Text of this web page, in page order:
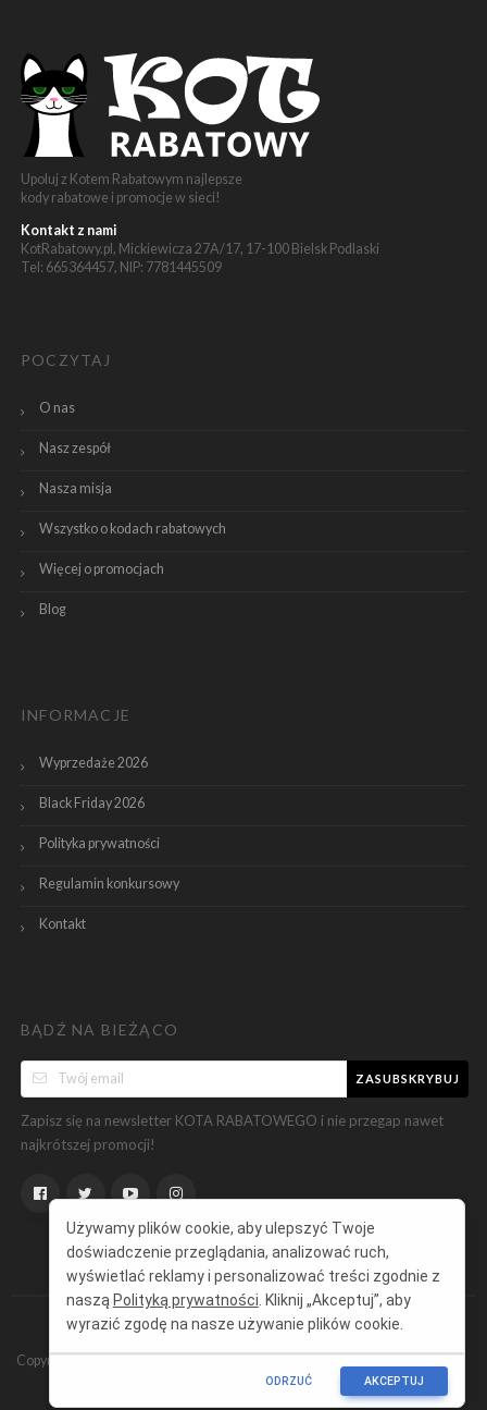
Upoluj z Kotem Rabatowym najlepsze
kody rabatowe i promocje w sieci!
Kontakt z nami
KotRabatowy.pl, Mickiewicza 27A/17, 17-100 Bielsk Podlaski
Tel: 665364457, NIP: 7781445509
POCZYTAJ
O nas
Nasz zespół
Nasza misja
Wszystko o kodach rabatowych
Więcej o promocjach
Blog
INFORMACJE
Wyprzedaże 2026
Black Friday 2026
Polityka prywatności
Regulamin konkursowy
Kontakt
BĄDŹ NA BIEŻĄCO
ZASUBSKRYBUJ
Zapisz się na newsletter KOTA RABATOWEGO i nie przegap nawet
najkrótszej promocji!
Copyright ©KotRabatowy.plWszelkie prawa zastrzeżone.
Używamy plików cookie, aby ulepszyć Twoje
doświadczenie przeglądania, analizować ruch,
wyświetlać reklamy i personalizować treści zgodnie z
naszą Polityką prywatności . Kliknij „Akceptuj”, aby
wyrazić zgodę na nasze używanie plików cookie.
ODRZUĆ AKCEPTUJ